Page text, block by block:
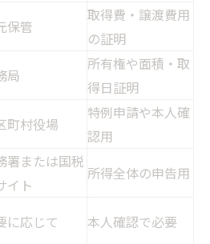
保管
取得費・譲渡費用
の証明
局
所有権や面積・取
得日証明
町村役場
特例申請や本人確
認用
署または国税
イト
所得全体の申告用
に応じて 本人確認で必要